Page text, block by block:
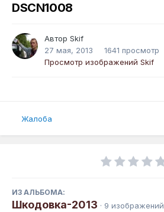
DSCN1008
Автор Skif
27 мая, 2013
1641 просмотр
Просмотр изображений Skif
Жалоба
ИЗ АЛЬБОМА:
Шкодовка-2013 · 9 изображений